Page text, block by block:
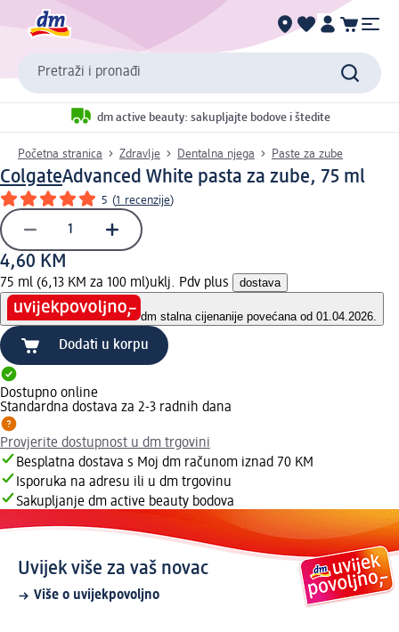
Pretraži i pronađi
dm active beauty: sakupljajte bodove i štedite
Početna stranica Zdravlje Dentalna njega Paste za zube
ColgateAdvanced White pasta za zube, 75 ml
5 (1 recenzije)
4,60 KM
75 ml (6,13 KM za 100 ml)uklj. Pdv plus dostava
dm stalna cijenanije povećana od 01.04.2026.
Dodati u korpu
Dostupno online
Standardna dostava za 2-3 radnih dana
Provjerite dostupnost u dm trgovini
Besplatna dostava s Moj dm računom iznad 70 KM
Isporuka na adresu ili u dm trgovinu
Sakupljanje dm active beauty bodova
Uvijek više za vaš novac
Više o uvijekpovoljno